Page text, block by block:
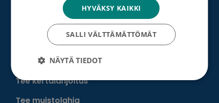
Lahjoita
Löydä oma tapasi auttaa
Liity kuukausilahjoittajaksi
Tee kertalahjoitus
Tee muistolahja
HYVÄKSY KAIKKI
SALLI VÄLTTÄMÄTTÖMÄT
NÄYTÄ TIEDOT